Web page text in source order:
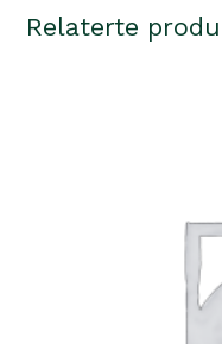
Relaterte